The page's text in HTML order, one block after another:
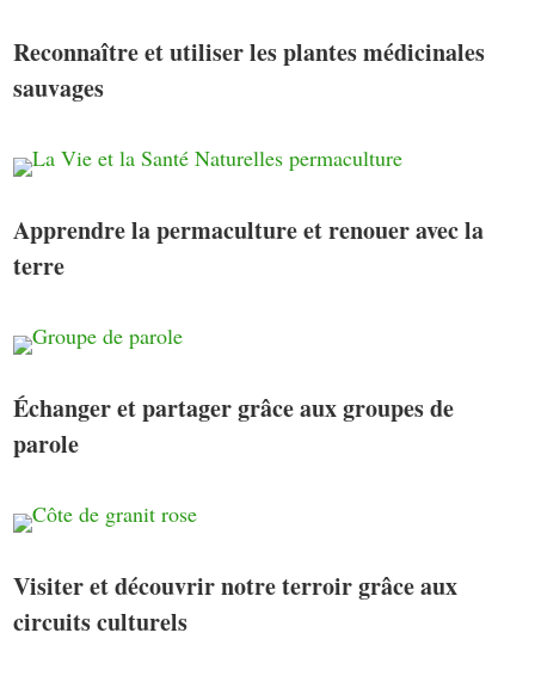
Reconnaître et utiliser les plantes médicinales
sauvages
Apprendre la permaculture et renouer avec la
terre
Échanger et partager grâce aux groupes de
parole
Visiter et découvrir notre terroir grâce aux
circuits culturels